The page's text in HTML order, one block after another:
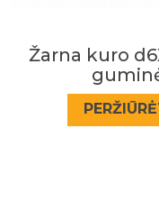
Žarna kuro